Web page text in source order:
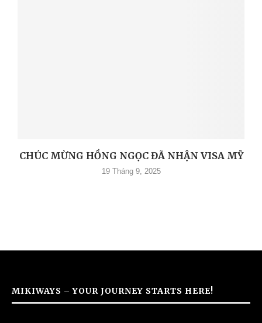
CHÚC MỪNG HỒNG NGỌC ĐÃ NHẬN VISA MỸ
19 Tháng 9, 2025
MIKIWAYS – YOUR JOURNEY STARTS HERE!